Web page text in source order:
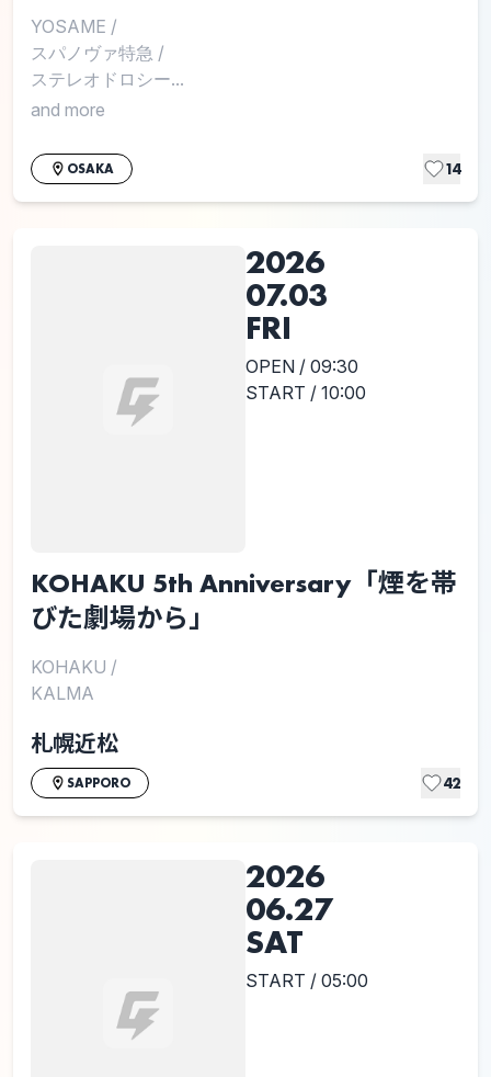
YOSAME /
スパノヴァ特急 /
ステレオドロシー...
and more
OSAKA 14
2026
07.03
FRI
OPEN / 09:30
START / 10:00
KOHAKU 5th Anniversary「煙を帯
びた劇場から」
KOHAKU /
KALMA
札幌近松
SAPPORO 42
2026
06.27
SAT
START / 05:00